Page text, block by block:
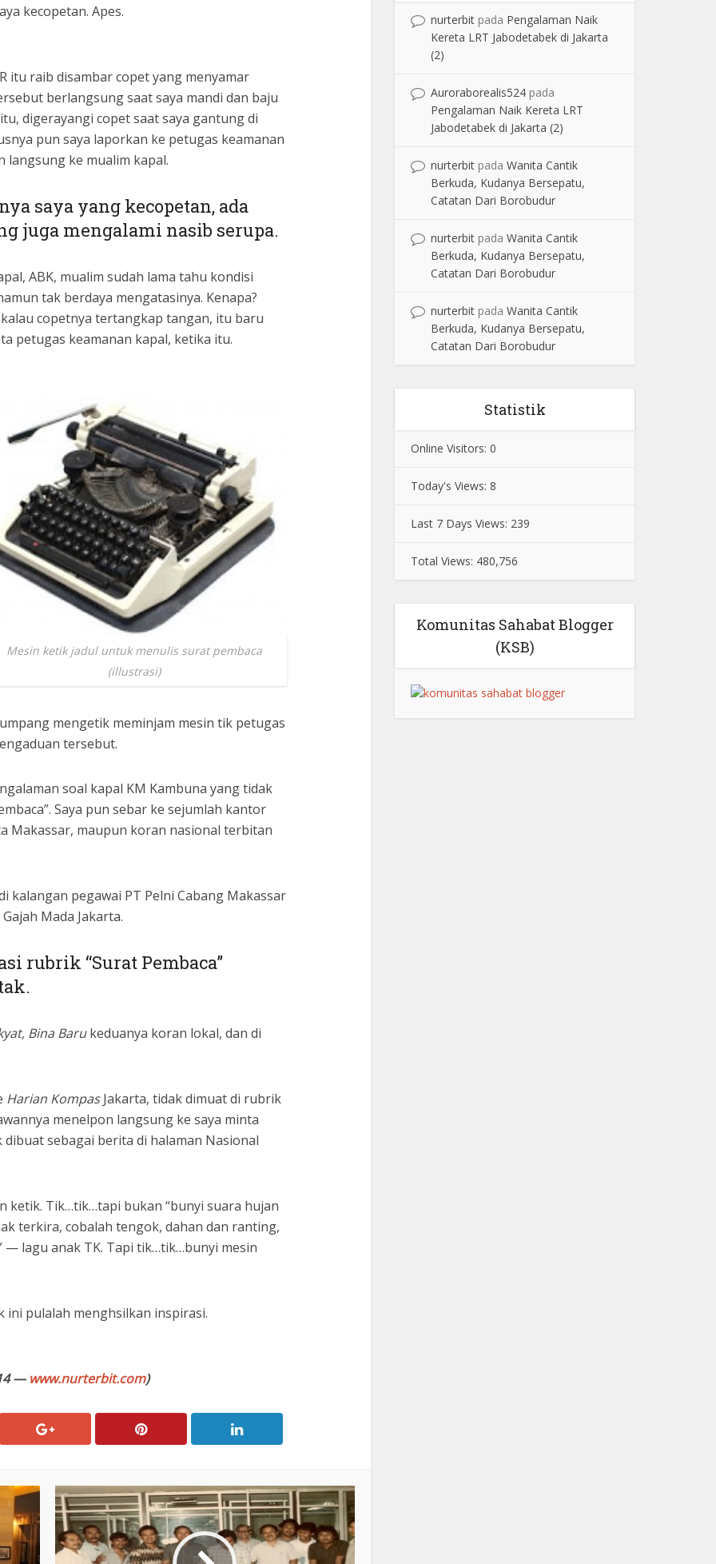
kecopetan. Apes.
itu raib disambar copet yang menyamar
berlangsung saat saya mandi dan baju
digerayangi copet saat saya gantung di
pun saya laporkan ke petugas keamanan
langsung ke mualim kapal.
saya yang kecopetan, ada
juga mengalami nasib serupa.
ABK, mualim sudah lama tahu kondisi
tak berdaya mengatasinya. Kenapa?
copetnya tertangkap tangan, itu baru
petugas keamanan kapal, ketika itu.
Mesin ketik jadul untuk menulis surat pembaca
(illustrasi)
mengetik meminjam mesin tik petugas
tersebut.
soal kapal KM Kambuna yang tidak
Saya pun sebar ke sejumlah kantor
Makassar, maupun koran nasional terbitan
kalangan pegawai PT Pelni Cabang Makassar
Mada Jakarta.
rubrik “Surat Pembaca”
Bina Barukeduanya koran lokal, dan di
Harian KompasJakarta, tidak dimuat di rubrik
menelpon langsung ke saya minta
sebagai berita di halaman Nasional
ketik. Tik…tik…tapi bukan “bunyi suara hujan
terkira, cobalah tengok, dahan dan ranting,
— lagu anak TK. Tapi tik…tik…bunyi mesin
ini pulalah menghsilkan inspirasi.
—www.nurterbit.com)
nurterbit pada Pengalaman Naik
Kereta LRT Jabodetabek di Jakarta
(2)
Auroraborealis524 pada
Pengalaman Naik Kereta LRT
Jabodetabek di Jakarta (2)
nurterbit pada Wanita Cantik
Berkuda, Kudanya Bersepatu,
Catatan Dari Borobudur
nurterbit pada Wanita Cantik
Berkuda, Kudanya Bersepatu,
Catatan Dari Borobudur
nurterbit pada Wanita Cantik
Berkuda, Kudanya Bersepatu,
Catatan Dari Borobudur
Statistik
Online Visitors: 0
Today's Views: 8
Last 7 Days Views: 239
Total Views: 480,756
Komunitas Sahabat Blogger
(KSB)